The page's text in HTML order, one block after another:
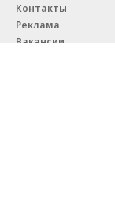
Контакты
Реклама
Вакансии